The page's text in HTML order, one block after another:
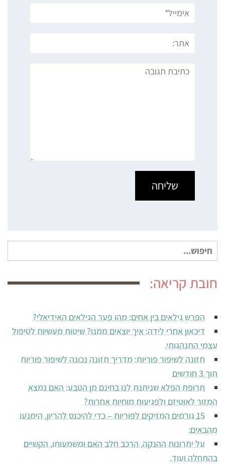
אימייל*
תגובה
חיפוש
עבור:
חובת קריאה:
הפרש גילאים בין אחים: מהו פער הגילאים האידיאלי?
דיכאון אחרי לידה: איך יוצאים ממנו? שיטות מעשיות לטיפול
עצמי התנהגותי.
תזונה לשיפור פוריות: מדריך תזונה נכונה לשיפור פוריות
תוך 3 חודשים
תרופת הפלא שניתנת לנו בחינם מן הטבע: האם נמצא
המזור לאוטיזם ולפגיעות מוחיות אחרות?
15 גורמים המזיקים לפוריות – כדי להיכנס להריון, הימנעו
מהבאים:
על יתרונות ההנקה, הרכב חלב האם ומשמעותו, הקשיים
בהתחלה ועוד.